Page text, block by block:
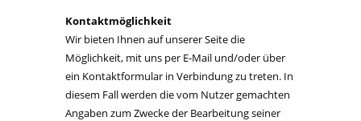
Kontaktmöglichkeit
Wir bieten Ihnen auf unserer Seite die
Möglichkeit, mit uns per E-Mail und/oder über
ein Kontaktformular in Verbindung zu treten. In
diesem Fall werden die vom Nutzer gemachten
Angaben zum Zwecke der Bearbeitung seiner